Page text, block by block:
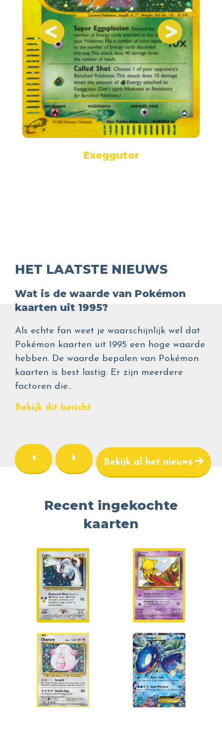
Exeggutor
HET LAATSTE NIEUWS
Wat is de waarde van Pokémon
kaarten uit 1995?
Als echte fan weet je waarschijnlijk wel dat
Pokémon kaarten uit 1995 een hoge waarde
hebben. De waarde bepalen van Pokémon
kaarten is best lastig. Er zijn meerdere
factoren die…
Bekijk dit bericht
Bekijk al het nieuws
Recent ingekochte
kaarten